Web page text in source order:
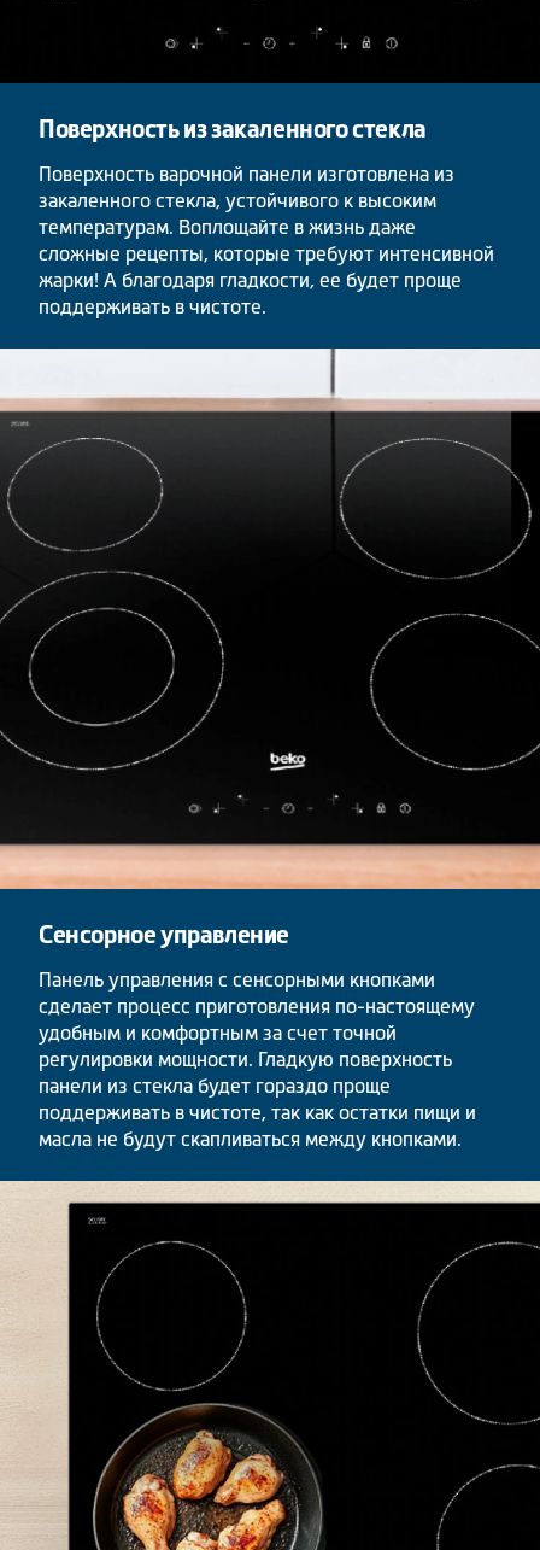
Поверхность из закаленного стекла
Поверхность варочной панели изготовлена из
закаленного стекла, устойчивого к высоким
температурам. Воплощайте в жизнь даже
сложные рецепты, которые требуют интенсивной
жарки! А благодаря гладкости, ее будет проще
поддерживать в чистоте.
Сенсорное управление
Панель управления с сенсорными кнопками
сделает процесс приготовления по-настоящему
удобным и комфортным за счет точной
регулировки мощности. Гладкую поверхность
панели из стекла будет гораздо проще
поддерживать в чистоте, так как остатки пищи и
масла не будут скапливаться между кнопками.